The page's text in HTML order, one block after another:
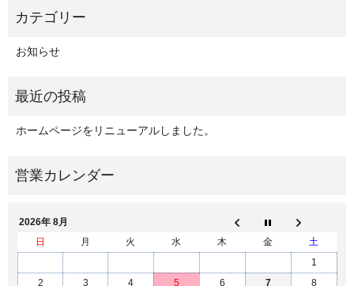
お知らせ
ホームページをリニューアルしました。
2026年 8月
日
月 火 水 木 金
土
1
2
3 4 5 6 7 8